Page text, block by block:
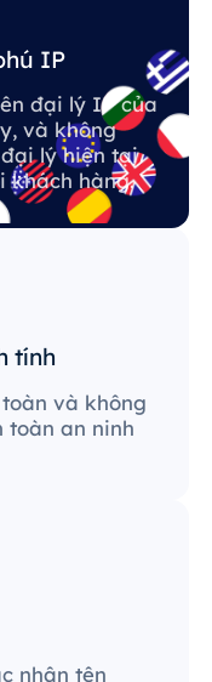
IP
đại lý IP của
và không
lý hiện tại
khách hàng.
tính
và không
toàn an ninh
nhận tên